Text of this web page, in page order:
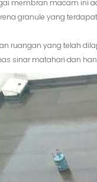
membran macam ini
granule yang
ruangan yang telah
sinar matahari dan